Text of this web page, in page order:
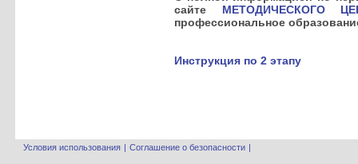
сайте МЕТОДИЧЕСКОГО
профессиональное
Инструкция по 2 этапу
Условия использования | Соглашение о безопасности |